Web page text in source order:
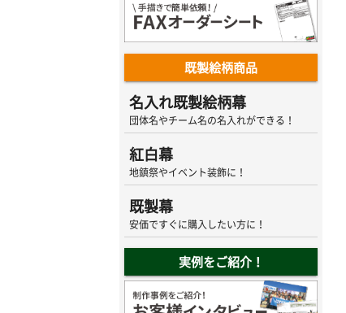
既製絵柄商品
名入れ既製絵柄幕
団体名やチーム名の名入れができる！
紅白幕
地鎮祭やイベント装飾に！
既製幕
安価ですぐに購入したい方に！
実例をご紹介！